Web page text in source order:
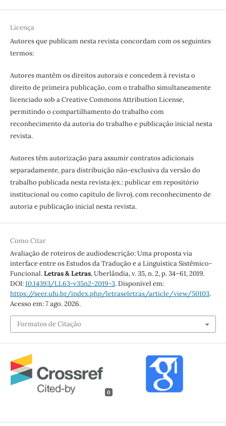
Licença
Autores que publicam nesta revista concordam com os seguintes
termos:
Autores mantêm os direitos autorais e concedem à revista o
direito de primeira publicação, com o trabalho simultaneamente
licenciado sob a Creative Commons Attribution License,
permitindo o compartilhamento do trabalho com
reconhecimento da autoria do trabalho e publicação inicial nesta
revista.
Autores têm autorização para assumir contratos adicionais
separadamente, para distribuição não-exclusiva da versão do
trabalho publicada nesta revista (ex.: publicar em repositório
institucional ou como capítulo de livro), com reconhecimento de
autoria e publicação inicial nesta revista.
Como Citar
Avaliação de roteiros de audiodescrição: Uma proposta via
interface entre os Estudos da Tradução e a Linguística Sistêmico-
Funcional.Letras & Letras, Uberlândia, v. 35, n. 2, p. 34–61, 2019.
DOI:10.14393/LL63-v35n2-2019-3. Disponível em:
https://seer.ufu.br/index.php/letraseletras/article/view/50103.
Acesso em: 7 ago. 2026.
Formatos de Citação
0